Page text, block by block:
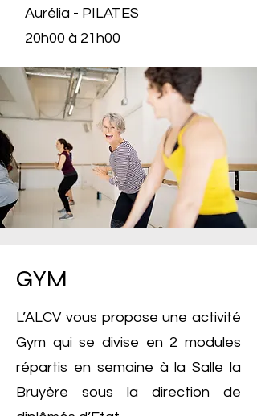
Aurélia - PILATES
20h00 à 21h00
GYM
L’ALCV vous propose une activité
Gym qui se divise en 2 modules
répartis en semaine à la Salle la
Bruyère sous la direction de